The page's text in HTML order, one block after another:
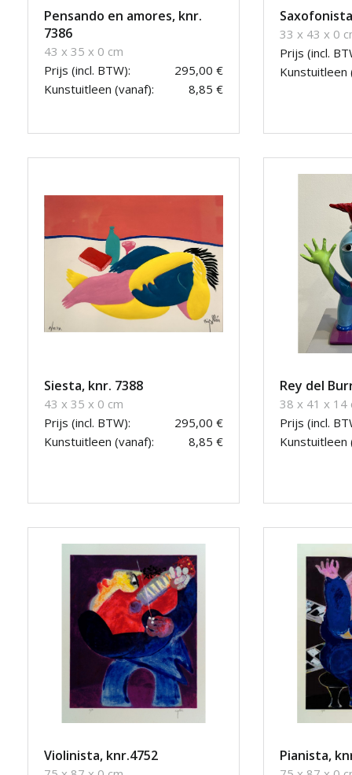
Pensando en amores, knr.
7386
43 x 35 x 0 cm
Prijs (incl. BTW):
295,00 €
Kunstuitleen (vanaf):
8,85 €
33 x 43 x 0
Prijs (incl.
Kunstuitleen
Siesta, knr. 7388
43 x 35 x 0 cm
Prijs (incl. BTW):
295,00 €
Kunstuitleen (vanaf):
8,85 €
Rey del
38 x 41 x 14
Prijs (incl.
Kunstuitleen
Violinista, knr.4752 Pianista,